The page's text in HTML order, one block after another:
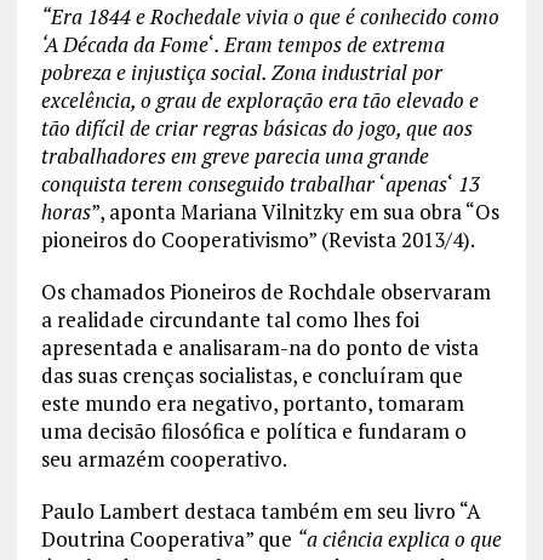
“Era 1844 e Rochedale vivia o que é conhecido como
‘A Década da Fome‘. Eram tempos de extrema
pobreza e injustiça social. Zona industrial por
excelência, o grau de exploração era tão elevado e
tão difícil de criar regras básicas do jogo, que aos
trabalhadores em greve parecia uma grande
conquista terem conseguido trabalhar ‘apenas‘ 13
horas”, aponta Mariana Vilnitzky em sua obra “Os
pioneiros do Cooperativismo” (Revista 2013/4).
Os chamados Pioneiros de Rochdale observaram
a realidade circundante tal como lhes foi
apresentada e analisaram-na do ponto de vista
das suas crenças socialistas, e concluíram que
este mundo era negativo, portanto, tomaram
uma decisão filosófica e política e fundaram o
seu armazém cooperativo.
Paulo Lambert destaca também em seu livro “A
Doutrina Cooperativa” que “a ciência explica o que